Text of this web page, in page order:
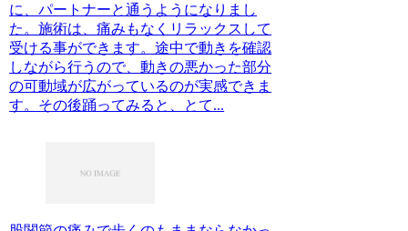
に、パートナーと通うようになりまし
た。施術は、痛みもなくリラックスして
受ける事ができます。途中で動きを確認
しながら行うので、動きの悪かった部分
の可動域が広がっているのが実感できま
す。その後踊ってみると、とて...